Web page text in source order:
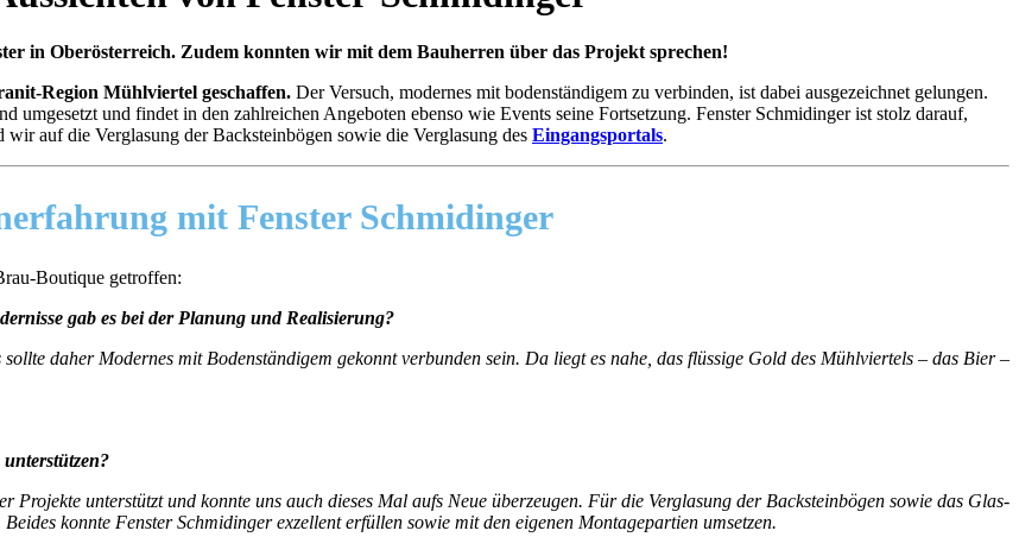
in Oberösterreich. Zudem konnten wir mit dem Bauherren über das Projekt sprechen!
Region Mühlviertel geschaffen. Der Versuch, modernes mit bodenständigem zu verbinden, ist dabei ausgezeichnet gelungen.
umgesetzt und findet in den zahlreichen Angeboten ebenso wie Events seine Fortsetzung. Fenster Schmidinger ist stolz darauf,
auf die Verglasung der Backsteinbögen sowie die Verglasung des Eingangsportals.
mit Fenster Schmidinger
Boutique getroffen:
gab es bei der Planung und Realisierung?
daher Modernes mit Bodenständigem gekonnt verbunden sein. Da liegt es nahe, das flüssige Gold des Mühlviertels – das Bier –
unterstützt und konnte uns auch dieses Mal aufs Neue überzeugen. Für die Verglasung der Backsteinbögen sowie das Glas-
konnte Fenster Schmidinger exzellent erfüllen sowie mit den eigenen Montagepartien umsetzen.